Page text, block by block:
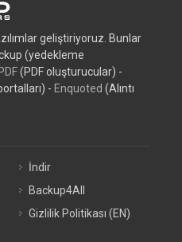
geliştiriyoruz. Bunlar
(yedekleme
(PDF oluşturucular) -
- Enquoted (Alıntı
İndir
Backup4All
Gizlilik Politikası (EN)